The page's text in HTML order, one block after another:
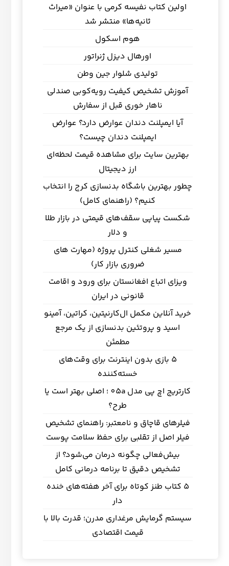
اولین کتاب نفیسه کرمی با عنوان «میراث
ثانیه‌ها» منتشر شد
هوم اسکول
اورهال دیزل ژنراتور
تولیدی شلوار جین وطن
آموزش تشخیص کیفیت رویه‌کوبی صندلی
ناهار خوری قبل از سفارش
آیا ایمپلنت دندان عوارض دارد؟ عوارض
ایمپلنت دندان چیست؟
بهترین سایت برای مشاهده قیمت لحظه‌ای
ارز دیجیتال
چطور بهترین باشگاه بدنسازی کرج را انتخاب
کنیم؟ (راهنمای کامل)
شکست پیاپی سقف‌های قیمتی در بازار طلا
و دلار
مسیر شغلی کنترل پروژه (مهارت های
ضروری بازار کار)
ویزای اتباع افغانستان برای ورود و اقامت
قانونی در ایران
خرید آنلاین مکمل ال‌کارنیتین، کراتین، آمینو
اسید و پروتئین بدنسازی از یک مرجع
مطمئن
5 بازی بدون اینترنت برای وقت‌های
خسته‌کننده
کارتریج اچ پی مدل 05a ؛ اصلی بهتر است یا
طرح؟
فیلرهای قاچاق و نامعتبر: راهنمای تشخیص
فیلر اصل از تقلبی برای حفظ سلامت پوست
بیش‌فعالی چگونه درمان می‌شود؟ از
تشخیص دقیق تا برنامه درمانی کامل
5 کتاب طنز کوتاه برای آخر هفته‌های خنده
دار
سیستم گرمایش مرغداری مدرن؛ قدرت بالا با
قیمت اقتصادی